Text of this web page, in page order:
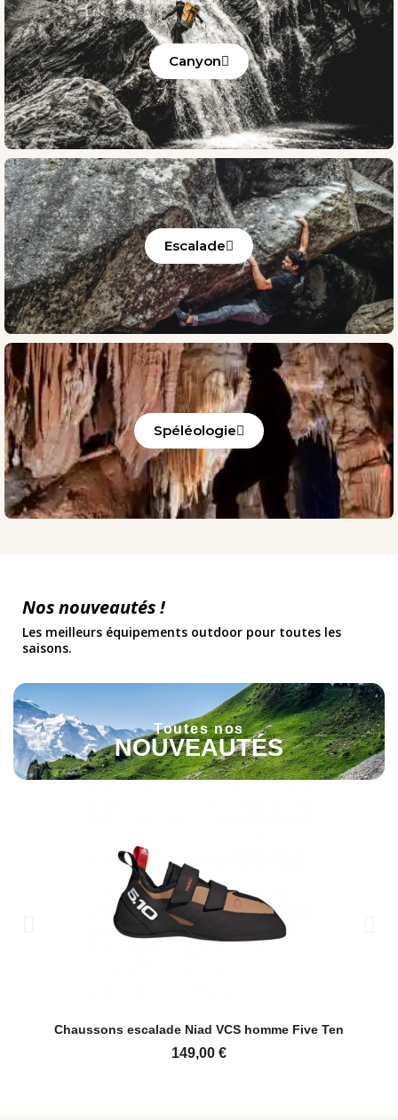
Spéléologie
Escalade
Canyon
Nos nouveautés !
Les meilleurs équipements outdoor pour toutes les
saisons.
Toutes nos
NOUVEAUTÉS
Aperçu rapide
Chaussons escalade Niad VCS homme Five Ten
149,00 €